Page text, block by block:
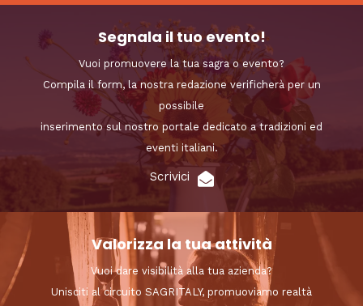
Segnala il tuo evento!
Vuoi promuovere la tua sagra o evento?
Compila il form, la nostra redazione verificherà per un
possibile
inserimento sul nostro portale dedicato a tradizioni ed
eventi italiani.
Scrivici
Valorizza la tua attività
Vuoi dare visibilità alla tua azienda?
Unisciti al circuito SAGRITALY, promuoviamo realtà